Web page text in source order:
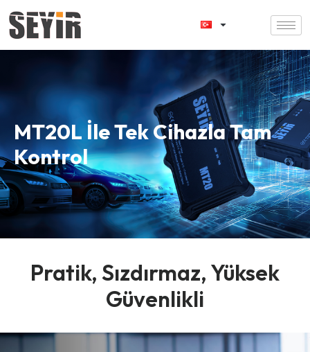
MT20L İle Tek Cihazla Tam
Kontrol
Pratik, Sızdırmaz, Yüksek
Güvenlikli